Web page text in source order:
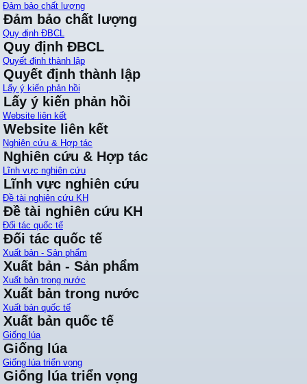
Đảm bảo chất lượng
Đảm bảo chất lượng
Quy định ĐBCL
Quy định ĐBCL
Quyết định thành lập
Quyết định thành lập
Lấy ý kiến phản hồi
Lấy ý kiến phản hồi
Website liên kết
Website liên kết
Nghiên cứu & Hợp tác
Nghiên cứu & Hợp tác
Lĩnh vực nghiên cứu
Lĩnh vực nghiên cứu
Đề tài nghiên cứu KH
Đề tài nghiên cứu KH
Đối tác quốc tế
Đối tác quốc tế
Xuất bản - Sản phẩm
Xuất bản - Sản phẩm
Xuất bản trong nước
Xuất bản trong nước
Xuất bản quốc tế
Xuất bản quốc tế
Giống lúa
Giống lúa
Giống lúa triển vọng
Giống lúa triển vọng